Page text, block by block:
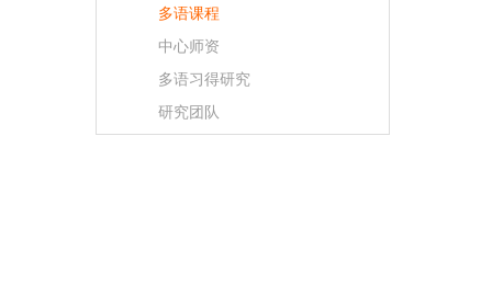
多语课程
中心师资
多语习得研究
研究团队